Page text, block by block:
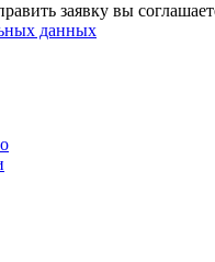
заявку вы
данных